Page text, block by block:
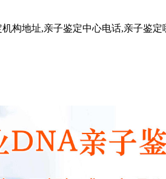
构地址,亲子鉴定中心电话,亲子鉴